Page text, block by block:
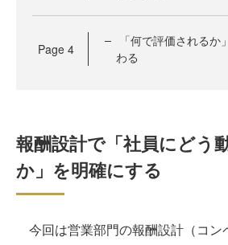
Page 4
「何で評価される
わる
報酬設計で「社員にどう
か」を明確にする
今回は営業部門の報酬設計（コン